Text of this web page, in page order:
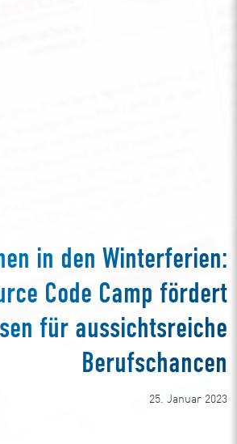
in den Winterferien:
Code Camp fördert
für aussichtsreiche
Berufschancen
25. Januar 2023